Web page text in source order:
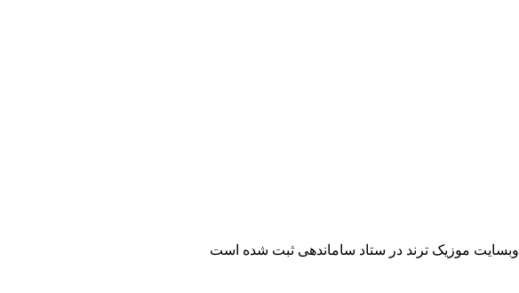
وبسایت موزیک ترند در ستاد ساماندهی ثبت شده است